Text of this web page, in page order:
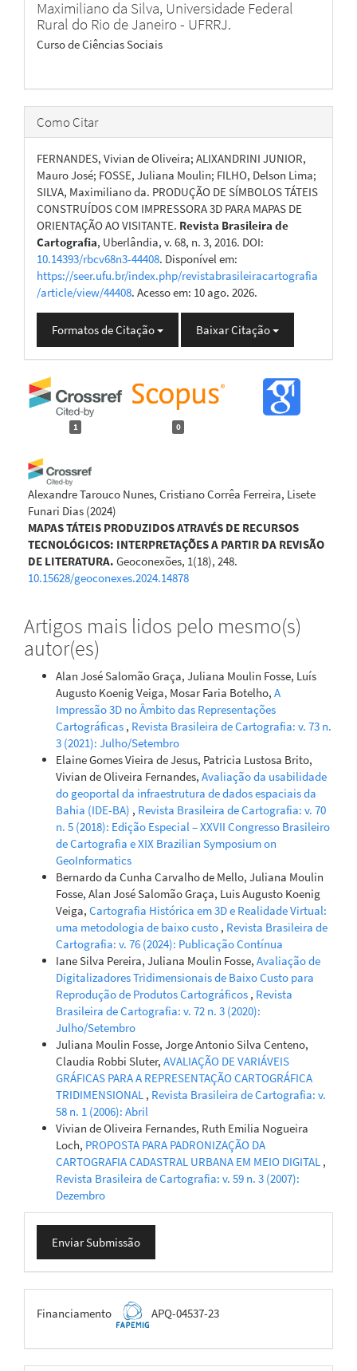
Maximiliano da Silva, Universidade Federal
Rural do Rio de Janeiro - UFRRJ.
Curso de Ciências Sociais
Como Citar
FERNANDES, Vivian de Oliveira; ALIXANDRINI JUNIOR,
Mauro José; FOSSE, Juliana Moulin; FILHO, Delson Lima;
SILVA, Maximiliano da. PRODUÇÃO DE SÍMBOLOS TÁTEIS
CONSTRUÍDOS COM IMPRESSORA 3D PARA MAPAS DE
ORIENTAÇÃO AO VISITANTE. Revista Brasileira de
Cartografia, Uberlândia, v. 68, n. 3, 2016. DOI:
10.14393/rbcv68n3-44408. Disponível em:
https://seer.ufu.br/index.php/revistabrasileiracartografia
/article/view/44408. Acesso em: 10 ago. 2026.
Formatos de Citação Baixar Citação
1 0
Alexandre Tarouco Nunes, Cristiano Corrêa Ferreira, Lisete
Funari Dias (2024)
MAPAS TÁTEIS PRODUZIDOS ATRAVÉS DE RECURSOS
TECNOLÓGICOS: INTERPRETAÇÕES A PARTIR DA REVISÃO
DE LITERATURA. Geoconexões, 1(18), 248.
10.15628/geoconexes.2024.14878
Artigos mais lidos pelo mesmo(s)
autor(es)
Alan José Salomão Graça, Juliana Moulin Fosse, Luís
Augusto Koenig Veiga, Mosar Faria Botelho, A
Impressão 3D no Âmbito das Representações
Cartográficas , Revista Brasileira de Cartografia: v. 73 n.
3 (2021): Julho/Setembro
Elaine Gomes Vieira de Jesus, Patricia Lustosa Brito,
Vivian de Oliveira Fernandes, Avaliação da usabilidade
do geoportal da infraestrutura de dados espaciais da
Bahia (IDE-BA) , Revista Brasileira de Cartografia: v. 70
n. 5 (2018): Edição Especial – XXVII Congresso Brasileiro
de Cartografia e XIX Brazilian Symposium on
GeoInformatics
Bernardo da Cunha Carvalho de Mello, Juliana Moulin
Fosse, Alan José Salomão Graça, Luis Augusto Koenig
Veiga, Cartografia Histórica em 3D e Realidade Virtual:
uma metodologia de baixo custo , Revista Brasileira de
Cartografia: v. 76 (2024): Publicação Contínua
Iane Silva Pereira, Juliana Moulin Fosse, Avaliação de
Digitalizadores Tridimensionais de Baixo Custo para
Reprodução de Produtos Cartográficos , Revista
Brasileira de Cartografia: v. 72 n. 3 (2020):
Julho/Setembro
Juliana Moulin Fosse, Jorge Antonio Silva Centeno,
Claudia Robbi Sluter, AVALIAÇÃO DE VARIÁVEIS
GRÁFICAS PARA A REPRESENTAÇÃO CARTOGRÁFICA
TRIDIMENSIONAL , Revista Brasileira de Cartografia: v.
58 n. 1 (2006): Abril
Vivian de Oliveira Fernandes, Ruth Emilia Nogueira
Loch, PROPOSTA PARA PADRONIZAÇÃO DA
CARTOGRAFIA CADASTRAL URBANA EM MEIO DIGITAL ,
Revista Brasileira de Cartografia: v. 59 n. 3 (2007):
Dezembro
Enviar
Submissão
Enviar Submissão
FAPEMIG
Financiamento APQ-04537-23